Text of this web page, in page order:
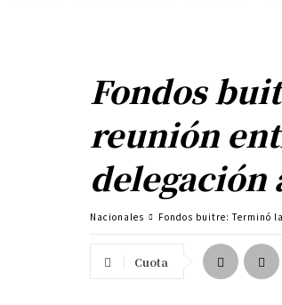
Fondos
reunión
delegación
Nacionales Fondos buitre: Terminó
Cuota